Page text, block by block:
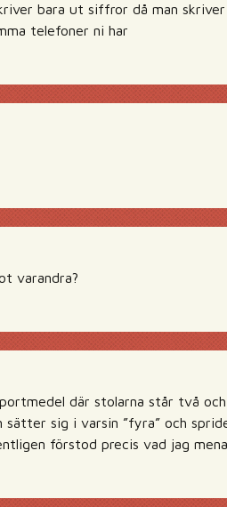
bara ut siffror då man
telefoner ni har
varandra?
där stolarna står två
sig i varsin ”fyra” och
förstod precis vad jag